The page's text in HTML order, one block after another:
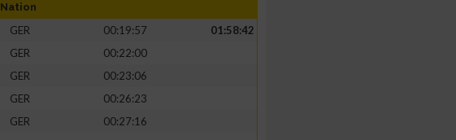
Nation
GER 00:19:57
01:58:42
GER
00:22:00
GER
00:23:06
GER
00:26:23
GER
00:27:16